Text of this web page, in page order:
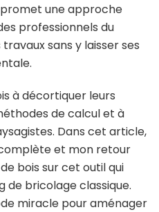
promet une approche
professionnels du
sans y laisser ses
à décortiquer leurs
de calcul et à
Dans cet article,
et mon retour
bois sur cet outil qui
de bricolage classique.
miracle pour aménager